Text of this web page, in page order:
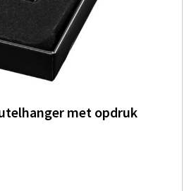
met opdruk